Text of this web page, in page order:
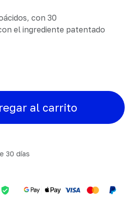
con 30
el ingrediente patentado
al carrito
30 días